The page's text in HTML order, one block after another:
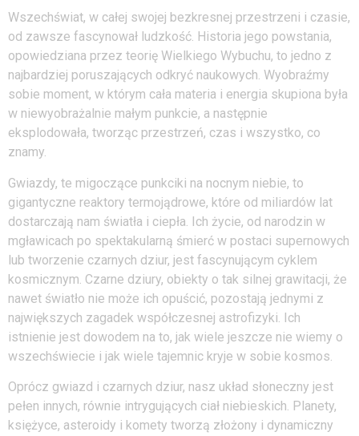
Wszechświat, w całej swojej bezkresnej przestrzeni i czasie,
od zawsze fascynował ludzkość. Historia jego powstania,
opowiedziana przez teorię Wielkiego Wybuchu, to jedno z
najbardziej poruszających odkryć naukowych. Wyobraźmy
sobie moment, w którym cała materia i energia skupiona była
w niewyobrażalnie małym punkcie, a następnie
eksplodowała, tworząc przestrzeń, czas i wszystko, co
znamy.
Gwiazdy, te migoczące punkciki na nocnym niebie, to
gigantyczne reaktory termojądrowe, które od miliardów lat
dostarczają nam światła i ciepła. Ich życie, od narodzin w
mgławicach po spektakularną śmierć w postaci supernowych
lub tworzenie czarnych dziur, jest fascynującym cyklem
kosmicznym. Czarne dziury, obiekty o tak silnej grawitacji, że
nawet światło nie może ich opuścić, pozostają jednymi z
największych zagadek współczesnej astrofizyki. Ich
istnienie jest dowodem na to, jak wiele jeszcze nie wiemy o
wszechświecie i jak wiele tajemnic kryje w sobie kosmos.
Oprócz gwiazd i czarnych dziur, nasz układ słoneczny jest
pełen innych, równie intrygujących ciał niebieskich. Planety,
księżyce, asteroidy i komety tworzą złożony i dynamiczny